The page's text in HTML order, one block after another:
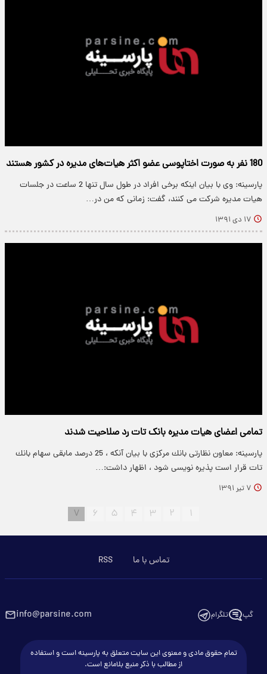
180 نفر به صورت اختاپوسی عضو اکثر هیات‌های مدیره در کشور هستند
پارسینه: وی با بیان اینکه برخی افراد در طول سال تنها 2 ساعت در جلسات
هیات مدیره شرکت می کنند، گفت: زمانی که من در…
۱۷ دی ۱۳۹۱
تمامی اعضای هیات مدیره بانک تات رد صلاحیت شدند
پارسینه: معاون نظارتی بانك مركزی با بیان آنكه ، 25 درصد مابقی سهام بانك
تات قرار است پذیره نویسی شود ، اظهار داشت:…
۷ تیر ۱۳۹۱
۱ ۲ ۳ ۴ ۵ ۶ ۷
تماس با ما RSS
گپ تلگرام info@parsine.com
تمام حقوق مادی و معنوی این سایت متعلق به پارسینه است و استفاده
از مطالب با ذکر منبع بلامانع است.